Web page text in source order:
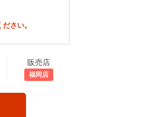
さい。
販売店
福岡店